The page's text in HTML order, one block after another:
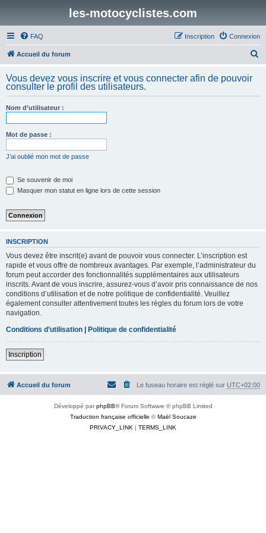
les-motocyclistes.com
FAQ Connexion
Inscription
Accueil du forum
h
Vous devez vous inscrire et vous connecter afin de pouvoir
consulter le profil des utilisateurs.
Nom d’utilisateur :
Mot de passe :
J’ai oublié mon mot de passe
Se souvenir de moi
Masquer mon statut en ligne lors de cette session
INSCRIPTION
Vous devez être inscrit(e) avant de pouvoir vous connecter. L’inscription est
rapide et vous offre de nombreux avantages. Par exemple, l’administrateur du
forum peut accorder des fonctionnalités supplémentaires aux utilisateurs
inscrits. Avant de vous inscrire, assurez-vous d’avoir pris connaissance de nos
conditions d’utilisation et de notre politique de confidentialité. Veuillez
également consulter attentivement toutes les règles du forum lors de votre
navigation.
Conditions d’utilisation | Politique de confidentialité
Inscription
Accueil du forum Le fuseau horaire est réglé sur UTC+02:00
Développé parphpBB® Forum Software © phpBB Limited
Traduction française officielle ©Maël Soucaze
PRIVACY_LINK | TERMS_LINK